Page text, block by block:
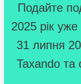
Подайте
2025 рік
31 липня
Taxando та